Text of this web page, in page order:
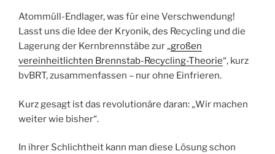
Atommüll-Endlager, was für eine Verschwendung!
Lasst uns die Idee der Kryonik, des Recycling und die
Lagerung der Kernbrennstäbe zur „großen
vereinheitlichten Brennstab-Recycling-Theorie“, kurz
bvBRT, zusammenfassen – nur ohne Einfrieren.
Kurz gesagt ist das revolutionäre daran: „Wir machen
weiter wie bisher“.
In ihrer Schlichtheit kann man diese Lösung schon